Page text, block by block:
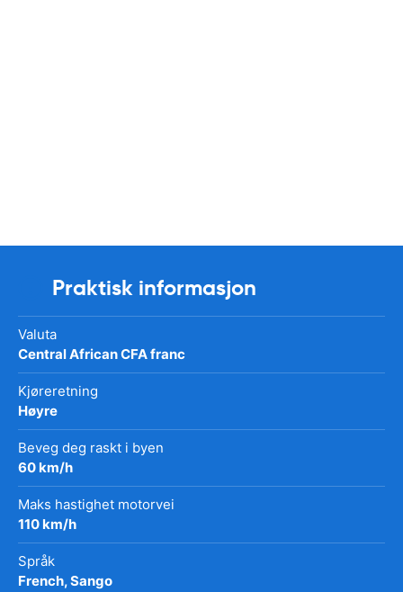
Praktisk informasjon
Valuta
Central African CFA franc
Kjøreretning
Høyre
Beveg deg raskt i byen
60 km/h
Maks hastighet motorvei
110 km/h
Språk
French, Sango